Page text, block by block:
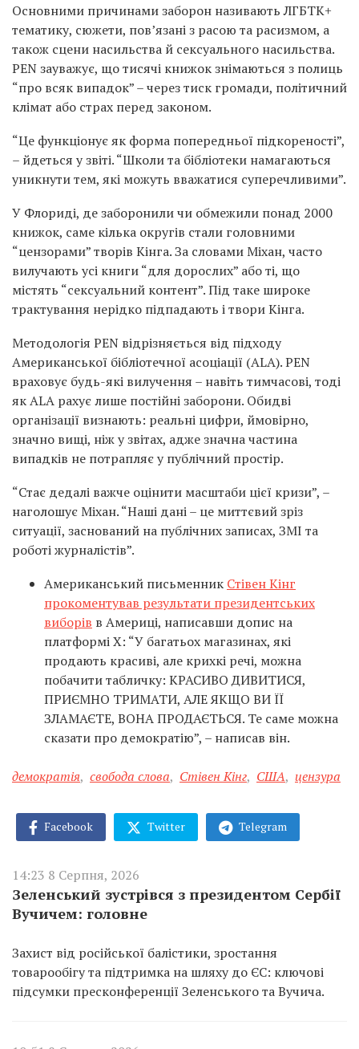
Основними причинами заборон називають ЛГБТК+
тематику, сюжети, пов’язані з расою та расизмом, а
також сцени насильства й сексуального насильства.
PEN зауважує, що тисячі книжок знімаються з полиць
“про всяк випадок” – через тиск громади, політичний
клімат або страх перед законом.
“Це функціонує як форма попередньої підкореності”,
– йдеться у звіті. “Школи та бібліотеки намагаються
уникнути тем, які можуть вважатися суперечливими”.
У Флориді, де заборонили чи обмежили понад 2000
книжок, саме кілька округів стали головними
“цензорами” творів Кінга. За словами Міхан, часто
вилучають усі книги “для дорослих” або ті, що
містять “сексуальний контент”. Під таке широке
трактування нерідко підпадають і твори Кінга.
Методологія PEN відрізняється від підходу
Американської бібліотечної асоціації (ALA). PEN
враховує будь-які вилучення – навіть тимчасові, тоді
як ALA рахує лише постійні заборони. Обидві
організації визнають: реальні цифри, ймовірно,
значно вищі, ніж у звітах, адже значна частина
випадків не потрапляє у публічний простір.
“Стає дедалі важче оцінити масштаби цієї кризи”, –
наголошує Міхан. “Наші дані – це миттєвий зріз
ситуації, заснований на публічних записах, ЗМІ та
роботі журналістів”.
Американський письменник Стівен Кінг
прокоментував результати президентських
виборів в Америці, написавши допис на
платформі X: “У багатьох магазинах, які
продають красиві, але крихкі речі, можна
побачити табличку: КРАСИВО ДИВИТИСЯ,
ПРИЄМНО ТРИМАТИ, АЛЕ ЯКЩО ВИ ЇЇ
ЗЛАМАЄТЕ, ВОНА ПРОДАЄТЬСЯ. Те саме можна
сказати про демократію”, – написав він.
демократія, свобода слова, Стівен Кінг, США, цензура
Facebook Twitter Telegram
14:23 8 Серпня, 2026
Зеленський зустрівся з президентом Сербії
Вучичем: головне
Захист від російської балістики, зростання
товарообігу та підтримка на шляху до ЄС: ключові
підсумки пресконференції Зеленського та Вучича.